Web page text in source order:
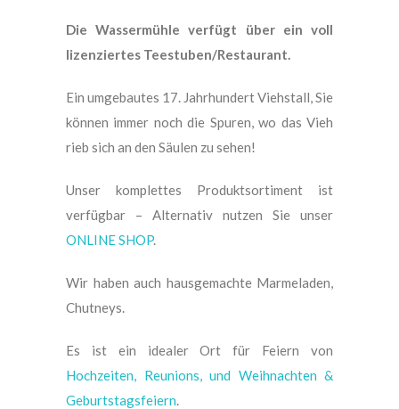
Die Wassermühle verfügt über ein voll
lizenziertes Teestuben/Restaurant.
Ein umgebautes 17. Jahrhundert Viehstall, Sie
können immer noch die Spuren, wo das Vieh
rieb sich an den Säulen zu sehen!
Unser komplettes Produktsortiment ist
verfügbar – Alternativ nutzen Sie unser
ONLINE SHOP.
Wir haben auch hausgemachte Marmeladen,
Chutneys.
Es ist ein idealer Ort für Feiern von
Hochzeiten, Reunions, und Weihnachten &
Geburtstagsfeiern.